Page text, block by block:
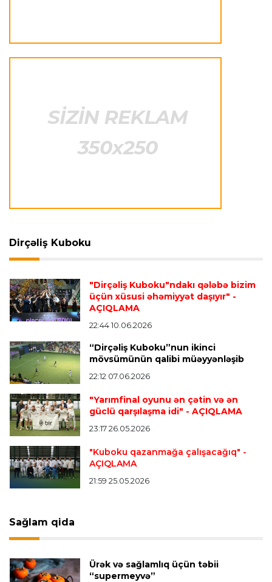
İtaliya S.A. 23:27 06.08.2026
Neapolda Maradonanın adını daşıyan yeni
stadion tikiləcək
"Reyncers" uduzdu, ÇSKA-dan inamlı qələbə
Transfer
İngiltərə P.L. 23:14 06.08.2026
Alexandre Pato İngiltərə klubunun prezidenti
Transfer 23:08 06.08.2026
"Qalatasaray" Leaunun alternativini "Arsenal"da
tapdı
Offside 23:04 06.08.2026
Çimərlik voleybolu üzrə ölkə çempionatında
finalçılar müəyyənləşdi
Konfrans liqası
"Qarabağ" "Dinamo"ya minimal hesabla uduzdu
Bütün xəbərlər >>>
Dirçəliş Kuboku
"Dirçəliş Kuboku"ndakı qələbə bizim
üçün xüsusi əhəmiyyət daşıyır" -
AÇIQLAMA
22:44 10.06.2026
“Dirçəliş Kuboku”nun ikinci
mövsümünün qalibi müəyyənləşib
22:12 07.06.2026
"Yarımfinal oyunu ən çətin və ən
güclü qarşılaşma idi" - AÇIQLAMA
23:17 26.05.2026
"Kuboku qazanmağa çalışacağıq" -
AÇIQLAMA
21:59 25.05.2026
Sağlam qida
Ürək və sağlamlıq üçün təbii
“supermeyvə”